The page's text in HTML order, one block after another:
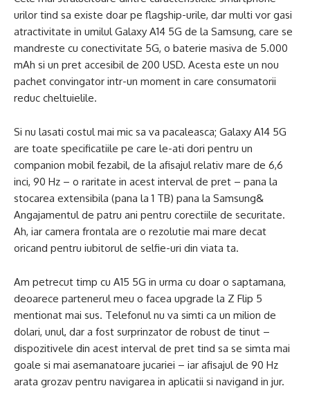
urilor tind sa existe doar pe flagship-urile, dar multi vor gasi
atractivitate in umilul Galaxy A14 5G de la Samsung, care se
mandreste cu conectivitate 5G, o baterie masiva de 5.000
mAh si un pret accesibil de 200 USD. Acesta este un nou
pachet convingator intr-un moment in care consumatorii
reduc cheltuielile.
Si nu lasati costul mai mic sa va pacaleasca; Galaxy A14 5G
are toate specificatiile pe care le-ati dori pentru un
companion mobil fezabil, de la afisajul relativ mare de 6,6
inci, 90 Hz – o raritate in acest interval de pret – pana la
stocarea extensibila (pana la 1 TB) pana la Samsung&
Angajamentul de patru ani pentru corectiile de securitate.
Ah, iar camera frontala are o rezolutie mai mare decat
oricand pentru iubitorul de selfie-uri din viata ta.
Am petrecut timp cu A15 5G in urma cu doar o saptamana,
deoarece partenerul meu o facea upgrade la Z Flip 5
mentionat mai sus. Telefonul nu va simti ca un milion de
dolari, unul, dar a fost surprinzator de robust de tinut –
dispozitivele din acest interval de pret tind sa se simta mai
goale si mai asemanatoare jucariei – iar afisajul de 90 Hz
arata grozav pentru navigarea in aplicatii si navigand in jur.